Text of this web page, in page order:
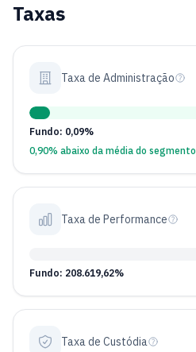
Taxas
Taxa de Administração
Fundo: 0,09%
0,90% abaixo da média do segmento
Taxa de Performance
Fundo: 208.619,62%
Taxa de Custódia